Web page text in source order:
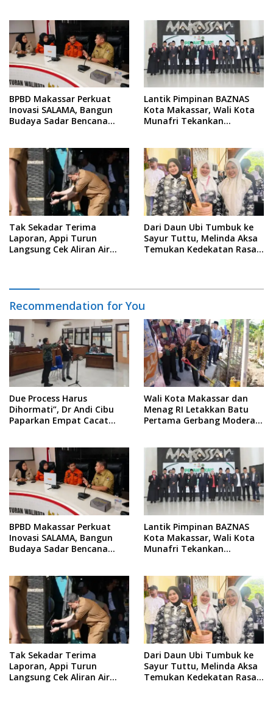
BPBD Makassar Perkuat
Inovasi SALAMA, Bangun
Budaya Sadar Bencana
Lantik Pimpinan BAZNAS
Kota Makassar, Wali Kota
Munafri Tekankan
Data
Tak Sekadar Terima
Laporan, Appi Turun
Langsung Cek Aliran Air
Dari Daun Ubi Tumbuk ke
Sayur Tuttu, Melinda Aksa
Temukan Kedekatan Rasa
Recommendation for You
Due Process Harus
Dihormati”, Dr Andi Cibu
Paparkan Empat Cacat
Wali Kota Makassar dan
Menag RI Letakkan Batu
Pertama Gerbang Moderasi
BPBD Makassar Perkuat
Inovasi SALAMA, Bangun
Budaya Sadar Bencana
Lantik Pimpinan BAZNAS
Kota Makassar, Wali Kota
Munafri Tekankan
Data
Tak Sekadar Terima
Laporan, Appi Turun
Langsung Cek Aliran Air
Dari Daun Ubi Tumbuk ke
Sayur Tuttu, Melinda Aksa
Temukan Kedekatan Rasa